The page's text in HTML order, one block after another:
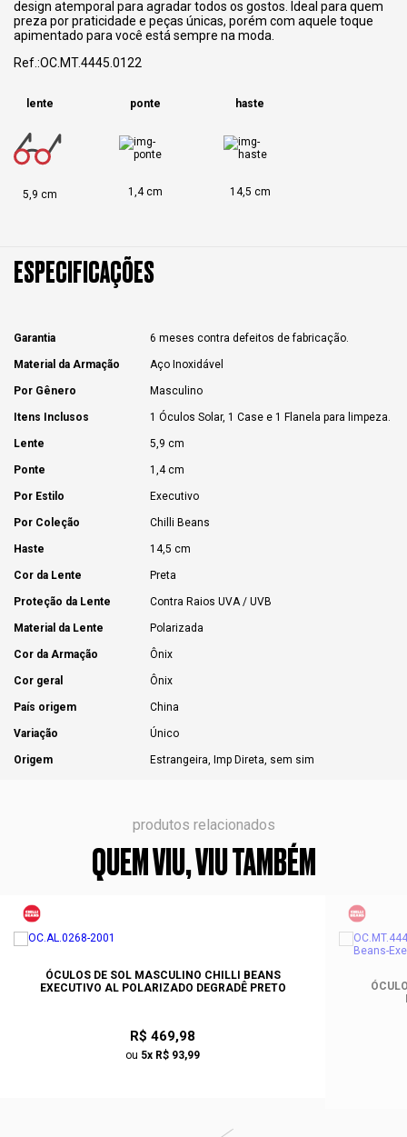
design atemporal para agradar todos os gostos. Ideal para quem
preza por praticidade e peças únicas, porém com aquele toque
apimentado para você está sempre na moda.
Ref.:OC.MT.4445.0122
lente
5,9 cm
ponte
1,4 cm
haste
14,5 cm
ESPECIFICAÇÕES
Garantia 6 meses contra defeitos de fabricação.
Material da Armação Aço Inoxidável
Por Gênero Masculino
Itens Inclusos 1 Óculos Solar, 1 Case e 1 Flanela para limpeza.
Lente 5,9 cm
Ponte 1,4 cm
Por Estilo Executivo
Por Coleção Chilli Beans
Haste 14,5 cm
Cor da Lente Preta
Proteção da Lente Contra Raios UVA / UVB
Material da Lente Polarizada
Cor da Armação Ônix
Cor geral Ônix
País origem China
Variação Único
Origem Estrangeira, Imp Direta, sem sim
produtos relacionados
QUEM VIU, VIU TAMBÉM
ÓCULOS DE SOL MASCULINO CHILLI BEANS
EXECUTIVO AL POLARIZADO DEGRADÊ PRETO
R$ 469,98
ou 5x R$ 93,99